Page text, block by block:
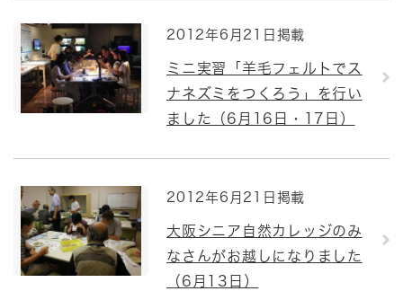
2012年6月21日掲載
ミニ実習「羊毛フェルトでス
ナネズミをつくろう」を行い
ました（6月16日・17日）
2012年6月21日掲載
大阪シニア自然カレッジのみ
なさんがお越しになりました
（6月13日）